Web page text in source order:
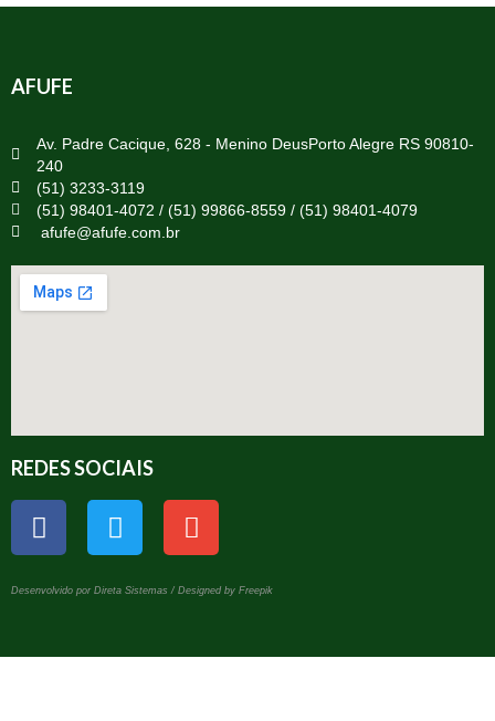
AFUFE
Av. Padre Cacique, 628 - Menino DeusPorto Alegre RS 90810-
240
(51) 3233-3119
(51) 98401-4072 / (51) 99866-8559 / (51) 98401-4079
afufe@afufe.com.br
REDES SOCIAIS
Desenvolvido por Direta Sistemas / Designed by Freepik